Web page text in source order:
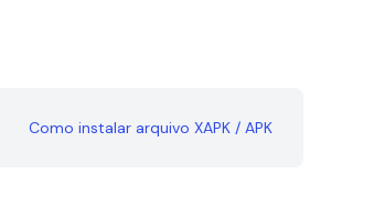
Como instalar arquivo XAPK / APK